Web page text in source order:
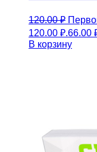
120.00₽
120.00 ₽.66.00
В корзину